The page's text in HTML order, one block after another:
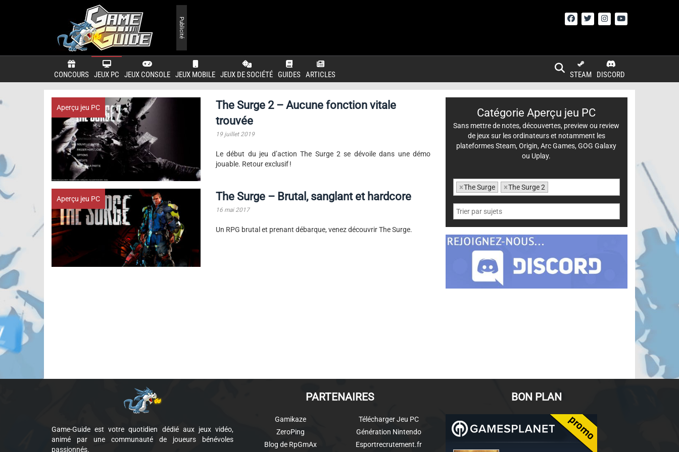
CONCOURS JEUX PC JEUX CONSOLE JEUX MOBILE JEUX DE SOCIÉTÉ GUIDES ARTICLES DISCORD
STEAM
Publicité
Aperçu jeu PC
The Surge 2 – Aucune fonction vitale
trouvée
19 juillet 2019
Le début du jeu d’action The Surge 2 se dévoile dans une démo
jouable. Retour exclusif !
Aperçu jeu PC The Surge – Brutal, sanglant et hardcore
16 mai 2017
Un RPG brutal et prenant débarque, venez découvrir The Surge.
Catégorie Aperçu jeu PC
Sans mettre de notes, découvertes, preview ou review
de jeux sur les ordinateurs et notamment les
plateformes Steam, Origin, Arc Games, GOG Galaxy
ou Uplay.
×The Surge ×The Surge 2
Game-Guide est votre quotidien dédié aux jeux vidéo,
animé par une communauté de joueurs bénévoles
passionnés.
PARTENAIRES
Gamikaze
ZeroPing
Blog de RpGmAx
Télécharger Jeu PC
Génération Nintendo
Esportrecrutement.fr
BON PLAN